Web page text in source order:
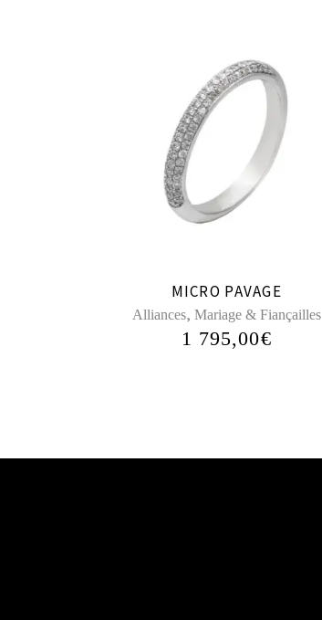
MICRO PAVAGE
Alliances, Mariage & Fiançailles
1 795,00€